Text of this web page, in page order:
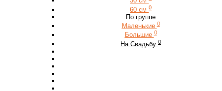
60 см 0
По группе
Маленькие 0
Большие 0
На Свадьбу 0